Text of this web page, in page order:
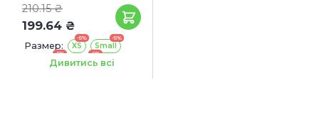
210.15 ₴
199.64 ₴
Размер:
-5%
XS
-5%
Small
-5%
Medium
-5%
Large
Дивитись всі